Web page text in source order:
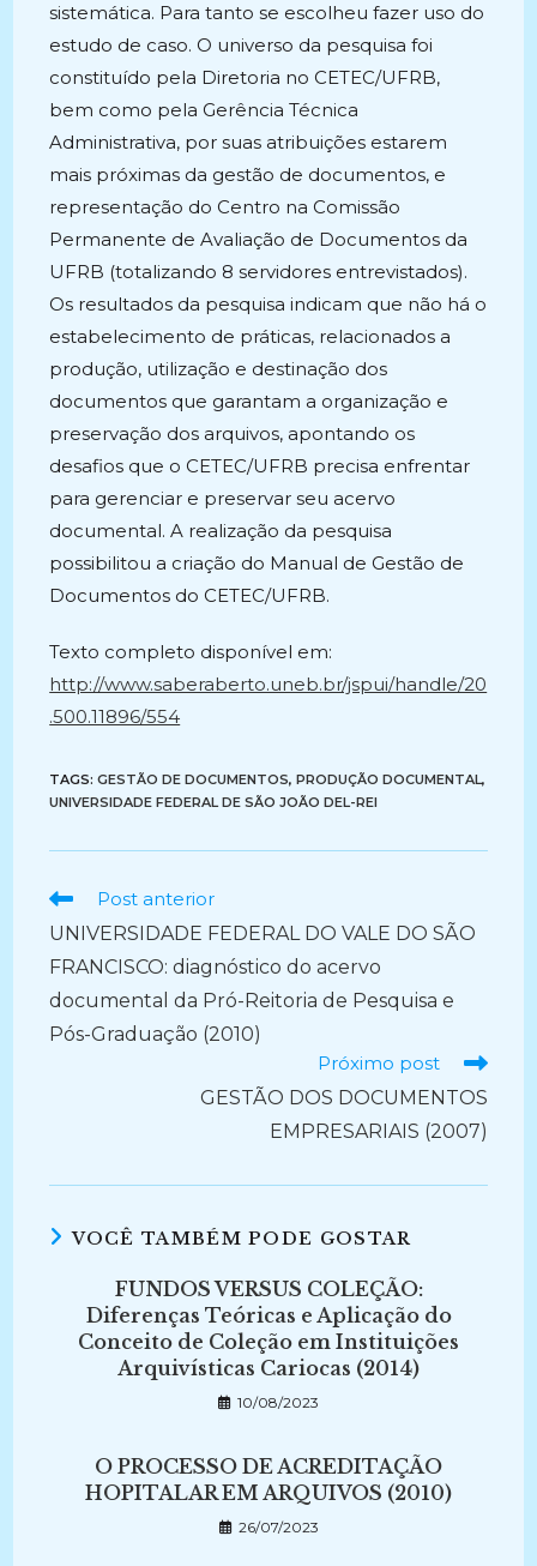
sistemática. Para tanto se escolheu fazer uso do
estudo de caso. O universo da pesquisa foi
constituído pela Diretoria no CETEC/UFRB,
bem como pela Gerência Técnica
Administrativa, por suas atribuições estarem
mais próximas da gestão de documentos, e
representação do Centro na Comissão
Permanente de Avaliação de Documentos da
UFRB (totalizando 8 servidores entrevistados).
Os resultados da pesquisa indicam que não há o
estabelecimento de práticas, relacionados a
produção, utilização e destinação dos
documentos que garantam a organização e
preservação dos arquivos, apontando os
desafios que o CETEC/UFRB precisa enfrentar
para gerenciar e preservar seu acervo
documental. A realização da pesquisa
possibilitou a criação do Manual de Gestão de
Documentos do CETEC/UFRB.
Texto completo disponível em:
http://www.saberaberto.uneb.br/jspui/handle/20
.500.11896/554
TAGS:GESTÃO DE DOCUMENTOS, PRODUÇÃO DOCUMENTAL,
UNIVERSIDADE FEDERAL DE SÃO JOÃO DEL-REI
Ler
artigos
Post anterior
UNIVERSIDADE FEDERAL DO VALE DO SÃO
FRANCISCO: diagnóstico do acervo
documental da Pró-Reitoria de Pesquisa e
Pós-Graduação (2010)
Próximo post
GESTÃO DOS DOCUMENTOS
EMPRESARIAIS (2007)
VOCÊ TAMBÉM PODE GOSTAR
FUNDOS VERSUS COLEÇÃO:
Diferenças Teóricas e Aplicação do
Conceito de Coleção em Instituições
Arquivísticas Cariocas (2014)
10/08/2023
O PROCESSO DE ACREDITAÇÃO
HOPITALAR EM ARQUIVOS (2010)
26/07/2023